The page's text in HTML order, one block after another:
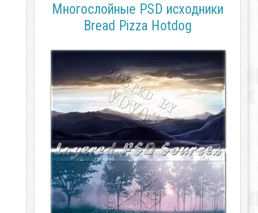
Многослойные PSD исходники
Bread Pizza Hotdog